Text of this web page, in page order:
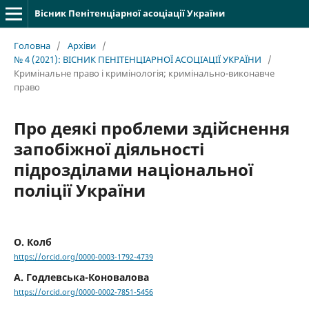
Вісник Пенітенціарної асоціації України
Головна / Архіви /
№ 4 (2021): ВІСНИК ПЕНІТЕНЦІАРНОЇ АСОЦІАЦІЇ УКРАЇНИ
/
Кримінальне право і кримінологія; кримінально-виконавче
право
Про деякі проблеми здійснення
запобіжної діяльності
підрозділами національної
поліції України
О. Колб
https://orcid.org/0000-0003-1792-4739
А. Годлевська-Коновалова
https://orcid.org/0000-0002-7851-5456